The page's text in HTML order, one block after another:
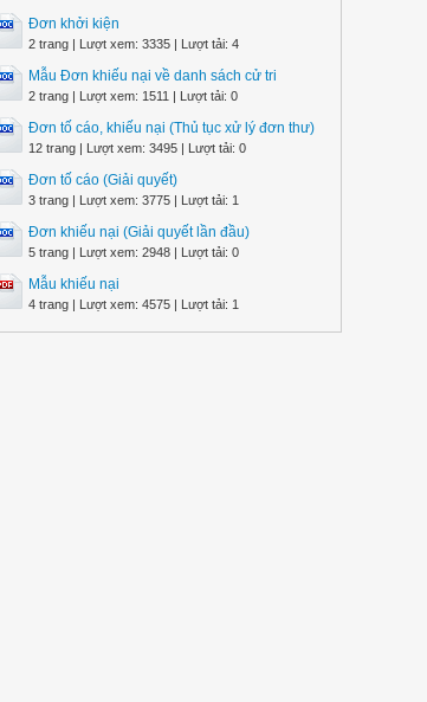
Đơn khởi kiện
2 trang | Lượt xem: 3335 | Lượt tải: 4
Mẫu Đơn khiếu nại về danh sách cử tri
2 trang | Lượt xem: 1511 | Lượt tải: 0
Đơn tố cáo, khiếu nại (Thủ tục xử lý đơn thư)
12 trang | Lượt xem: 3495 | Lượt tải: 0
Đơn tố cáo (Giải quyết)
3 trang | Lượt xem: 3775 | Lượt tải: 1
Đơn khiếu nại (Giải quyết lần đầu)
5 trang | Lượt xem: 2948 | Lượt tải: 0
Mẫu khiếu nại
4 trang | Lượt xem: 4575 | Lượt tải: 1